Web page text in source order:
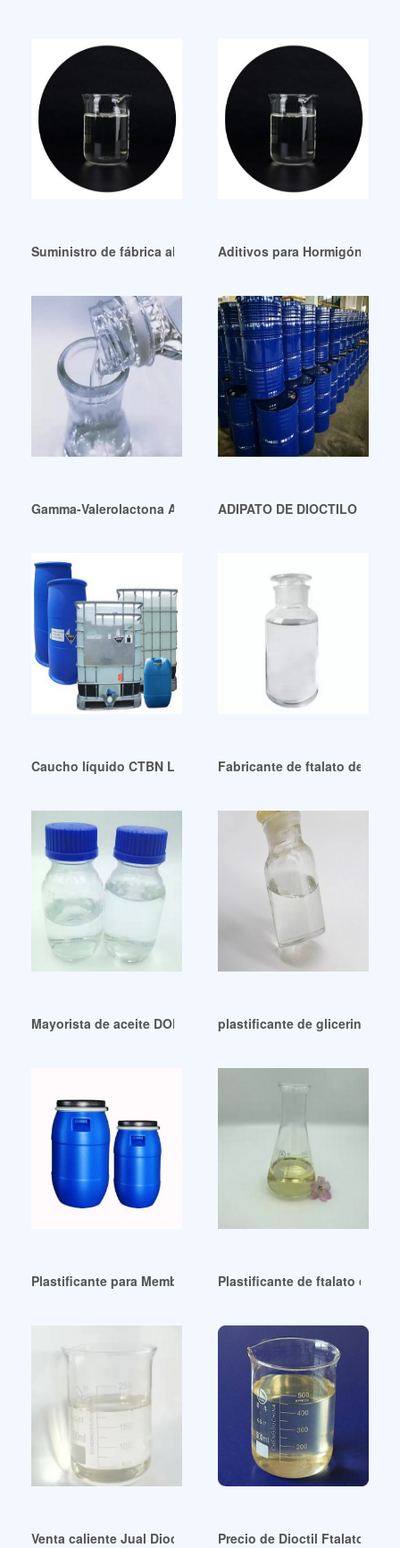
Suministro de fábrica al mejor precio DEM CAS 141-05-9
Aditivos para Hormigón
Gamma-Valerolactona Agente aromatizante Valerolactona
ADIPATO DE DIOCTILO
Caucho líquido CTBN LNBR-820 caucho nitrilo líquido Chile
Fabricante de ftalato de
Mayorista de aceite DOP de buena estabilidad de Faridabad
plastificante de glicerina
Plastificante para Membrana Polimérica Líquida de Ion
Plastificante de ftalato de
Venta caliente Jual Dioctil Ftalato DOP República
Precio de Dioctil Ftalato